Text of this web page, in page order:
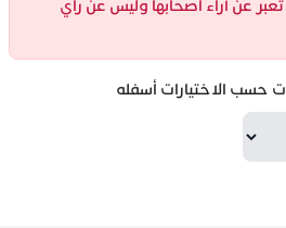
تعبر عن آراء أصحابها وليس عن رأي
حسب الاختيارات أسفله